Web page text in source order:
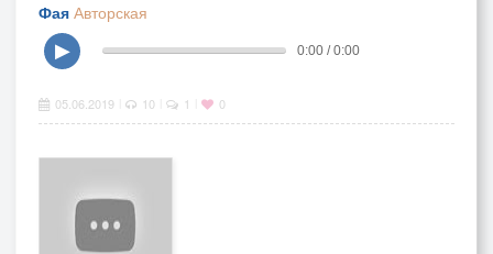
Фая Авторская
▶
0:00 / 0:00
05.06.2019 10 1 0